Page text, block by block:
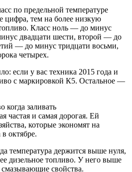
по предельной температуре
цифра, тем на более низкую
Класс ноль — до минус
двадцати шести, второй — до
— до минус тридцати восьми,
четырех.
если у вас техника 2015 года и
с маркировкой К5. Остальное —
когда заливать
частая и самая дорогая. Ей
которые экономят на
в октябре.
температура держится выше нуля,
дизельное топливо. У него выше
свойства.